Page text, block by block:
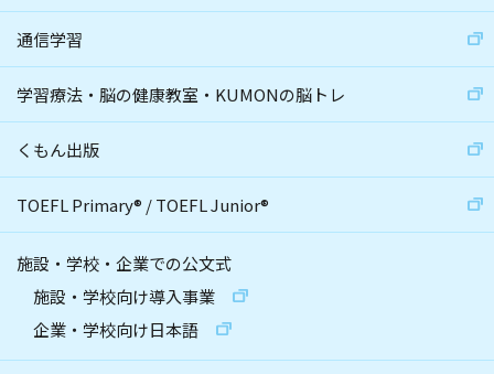
通信学習
学習療法・脳の健康教室・KUMONの脳トレ
くもん出版
TOEFL Primary® /TOEFL Junior®
施設・学校・企業での公文式
施設・学校向け導入事業
企業・学校向け日本語